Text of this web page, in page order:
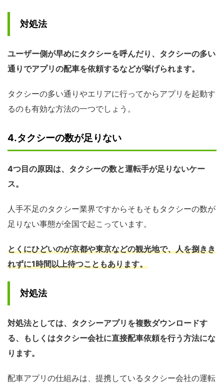
対処法
ユーザー側が早めにタクシーを呼んだり、タクシーの多い
通りでアプリの配車を依頼するなどが挙げられます。
タクシーの多い通りやエリアに行ってからアプリを起動す
るのも有効な方法の一つでしょう。
4.タクシーの数が足りない
4つ目の原因は、タクシーの数と運転手が足りないケー
ス。
人手不足のタクシー業界ですからそもそもタクシーの数が
足りない事態が全国で起こっています。
とくにひどいのが京都や東京などの観光地で、人を捌きき
れずに1時間以上待つこともあります。
対処法
対処法としては、タクシーアプリを複数ダウンロードす
る、もしくはタクシー会社に直接配車依頼を行う方法にな
ります。
配車アプリの仕組みは、提携しているタクシー会社の運転